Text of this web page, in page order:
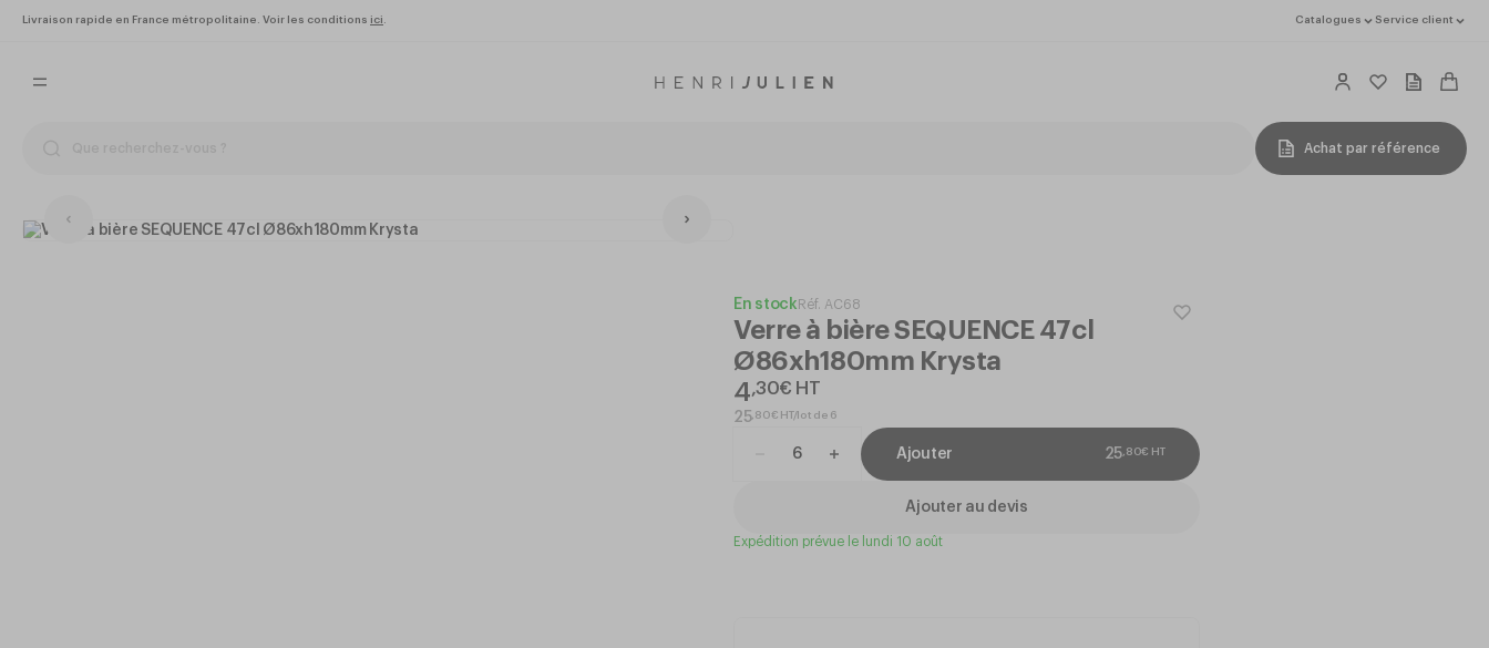
Livraison rapide en France métropolitaine. Voir les conditions ici . Catalogues Service client
Achat par référence
En stock Réf. AC68
Verre à bière SEQUENCE 47cl
Ø86xh180mm Krysta
4,30€ HT
25, 80€ HT/lot de 6
Ajouter 25 80€ HT
Ajouter au devis
Expédition prévue le lundi 10 août